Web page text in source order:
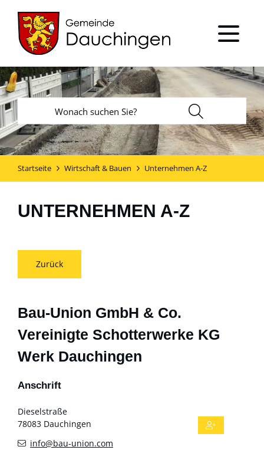
Startseite Wirtschaft & Bauen Unternehmen A-Z
UNTERNEHMEN A-Z
Zurück
Bau-Union GmbH & Co.
Vereinigte Schotterwerke KG
Werk Dauchingen
Anschrift
Dieselstraße
78083 Dauchingen
info@bau-union.com